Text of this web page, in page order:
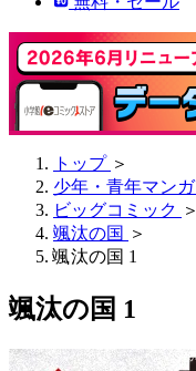
トップ ＞
少年・青年マンガ
ビッグコミック ＞
颯汰の国 ＞
颯汰の国 1
颯汰の国 1